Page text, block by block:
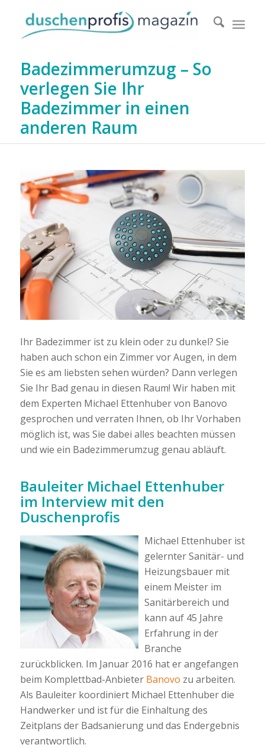
Badezimmerumzug – So
verlegen Sie Ihr
Badezimmer in einen
anderen Raum
Ihr Badezimmer ist zu klein oder zu dunkel? Sie
haben auch schon ein Zimmer vor Augen, in dem
Sie es am liebsten sehen würden? Dann verlegen
Sie Ihr Bad genau in diesen Raum! Wir haben mit
dem Experten Michael Ettenhuber von Banovo
gesprochen und verraten Ihnen, ob Ihr Vorhaben
möglich ist, was Sie dabei alles beachten müssen
und wie ein Badezimmerumzug genau abläuft.
Bauleiter Michael Ettenhuber
im Interview mit den
Duschenprofis
Michael Ettenhuber ist
gelernter Sanitär- und
Heizungsbauer mit
einem Meister im
Sanitärbereich und
kann auf 45 Jahre
Erfahrung in der
Branche
zurückblicken. Im Januar 2016 hat er angefangen
beim Komplettbad-Anbieter Banovo zu arbeiten.
Als Bauleiter koordiniert Michael Ettenhuber die
Handwerker und ist für die Einhaltung des
Zeitplans der Badsanierung und das Endergebnis
verantwortlich.